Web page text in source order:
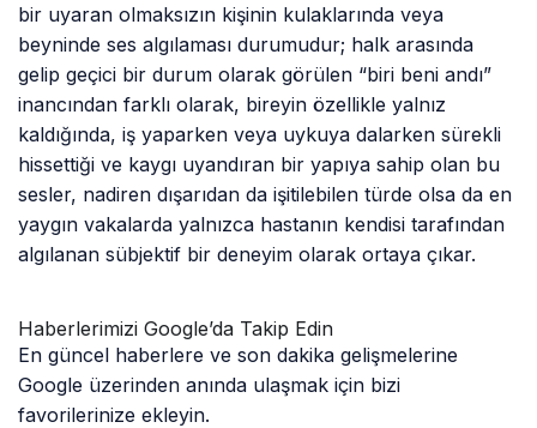
bir uyaran olmaksızın kişinin kulaklarında veya
beyninde ses algılaması durumudur; halk arasında
gelip geçici bir durum olarak görülen “biri beni andı”
inancından farklı olarak, bireyin özellikle yalnız
kaldığında, iş yaparken veya uykuya dalarken sürekli
hissettiği ve kaygı uyandıran bir yapıya sahip olan bu
sesler, nadiren dışarıdan da işitilebilen türde olsa da en
yaygın vakalarda yalnızca hastanın kendisi tarafından
algılanan sübjektif bir deneyim olarak ortaya çıkar.
Haberlerimizi Google’da Takip Edin
En güncel haberlere ve son dakika gelişmelerine
Google üzerinden anında ulaşmak için bizi
favorilerinize ekleyin.